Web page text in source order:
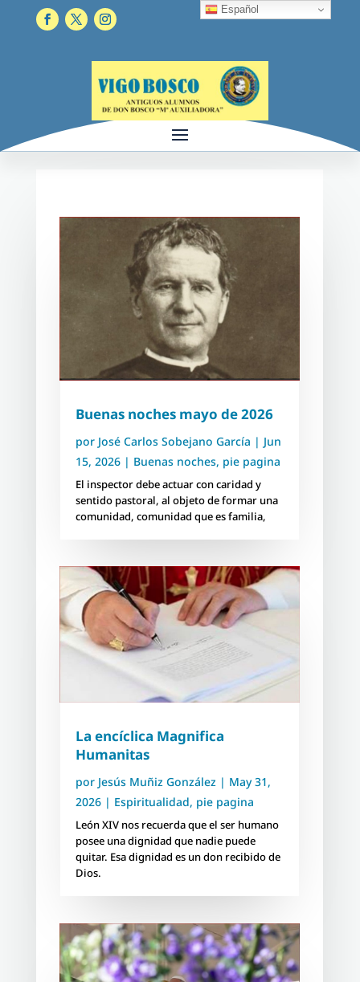
Buenas noches mayo de 2026
por José Carlos Sobejano García | Jun
15, 2026| Buenas noches, pie pagina
El inspector debe actuar con caridad y
sentido pastoral, al objeto de formar una
comunidad, comunidad que es familia,
La encíclica Magnifica
Humanitas
por Jesús Muñiz González| May 31,
2026| Espiritualidad, pie pagina
León XIV nos recuerda que el ser humano
posee una dignidad que nadie puede
quitar. Esa dignidad es un don recibido de
Dios.
Español